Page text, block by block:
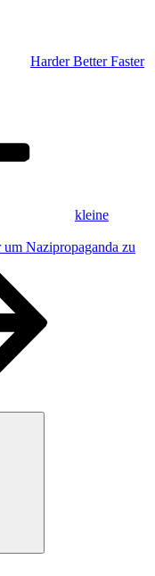
Harder Better Faster
kleine
Nazipropaganda zu